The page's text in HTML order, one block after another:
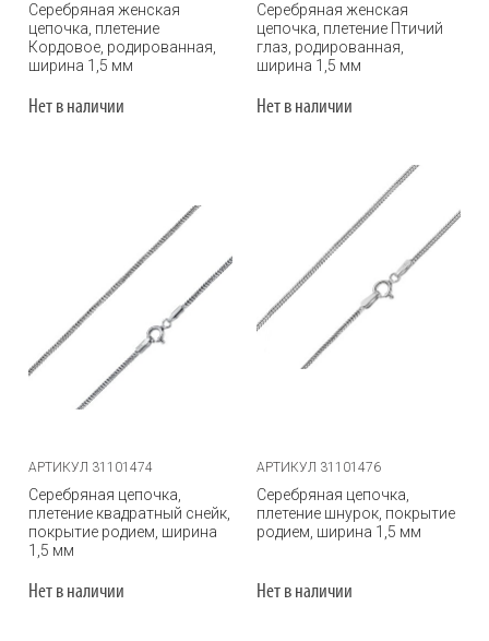
Серебряная женская
цепочка, плетение
Кордовое, родированная,
ширина 1,5 мм
Нет в наличии
Серебряная женская
цепочка, плетение Птичий
глаз, родированная,
ширина 1,5 мм
Нет в наличии
АРТИКУЛ 31101474
Серебряная цепочка,
плетение квадратный снейк,
покрытие родием, ширина
1,5 мм
Нет в наличии
АРТИКУЛ 31101476
Серебряная цепочка,
плетение шнурок, покрытие
родием, ширина 1,5 мм
Нет в наличии